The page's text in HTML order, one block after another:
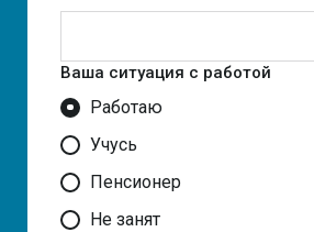
Ваша ситуация с работой
Работаю
Учусь
Пенсионер
Не занят